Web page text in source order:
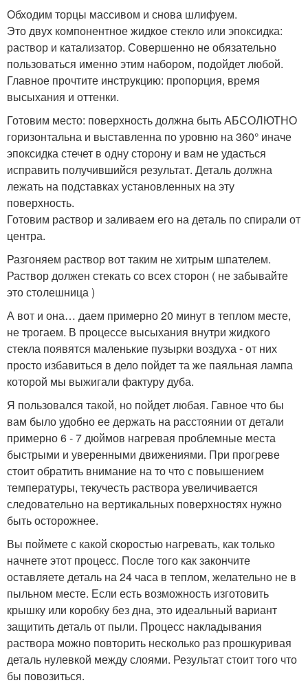
Обходим торцы массивом и снова шлифуем.
Это двух компонентное жидкое стекло или эпоксидка:
раствор и катализатор. Совершенно не обязательно
пользоваться именно этим набором, подойдет любой.
Главное прочтите инструкцию: пропорция, время
высыхания и оттенки.
Готовим место: поверхность должна быть АБСОЛЮТНО
горизонтальна и выставленна по уровню на 360° иначе
эпоксидка стечет в одну сторону и вам не удасться
исправить получившийся результат. Деталь должна
лежать на подставках установленных на эту
поверхность.
Готовим раствор и заливаем его на деталь по спирали от
центра.
Разгоняем раствор вот таким не хитрым шпателем.
Раствор должен стекать со всех сторон ( не забывайте
это столешница )
А вот и она… даем примерно 20 минут в теплом месте,
не трогаем. В процессе высыхания внутри жидкого
стекла появятся маленькие пузырки воздуха - от них
просто избавиться в дело пойдет та же паяльная лампа
которой мы выжигали фактуру дуба.
Я пользовался такой, но пойдет любая. Гавное что бы
вам было удобно ее держать на расстоянии от детали
примерно 6 - 7 дюймов нагревая проблемные места
быстрыми и уверенными движениями. При прогреве
стоит обратить внимание на то что с повышением
температуры, текучесть раствора увеличивается
следовательно на вертикальных поверхностях нужно
быть осторожнее.
Вы поймете с какой скоростью нагревать, как только
начнете этот процесс. После того как закончите
оставляете деталь на 24 часа в теплом, желательно не в
пыльном месте. Если есть возможность изготовить
крышку или коробку без дна, это идеальный вариант
защитить деталь от пыли. Процесс накладывания
раствора можно повторить несколько раз прошкуривая
деталь нулевкой между слоями. Результат стоит того что
бы повозиться.